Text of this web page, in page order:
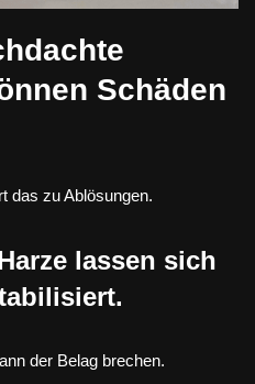
Schäden
das zu Ablösungen.
lassen sich
der Belag brechen.